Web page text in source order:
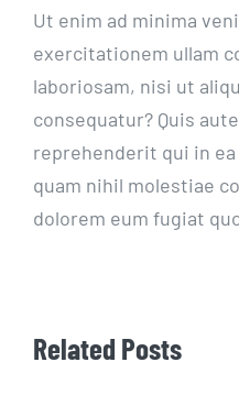
Ut enim ad minima
exercitationem ullam
laboriosam, nisi ut
consequatur? Quis
reprehenderit qui in
quam nihil molestiae
dolorem eum fugiat
Related Posts